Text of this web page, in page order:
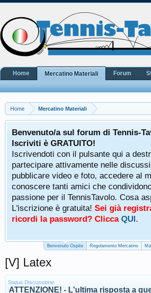
Home Mercatino Materiali
Benvenuto/a sul forum di Tennis-
Iscriviti è GRATUITO!
Iscrivendoti con il pulsante qui a
partecipare attivamente nelle
pubblicare video e foto, accedere al
conoscere tanti amici che
passione per il TennisTavolo. Cosa
L'iscrizione è gratuita! Sei già
ricordi la password? Clicca QUI.
Benvenuto Ospite Regolamento Mercatino
[V] Latex
Status Discussione:
ATTENZIONE! - L'ultima risposta a
Home Mercatino Materiali Forum